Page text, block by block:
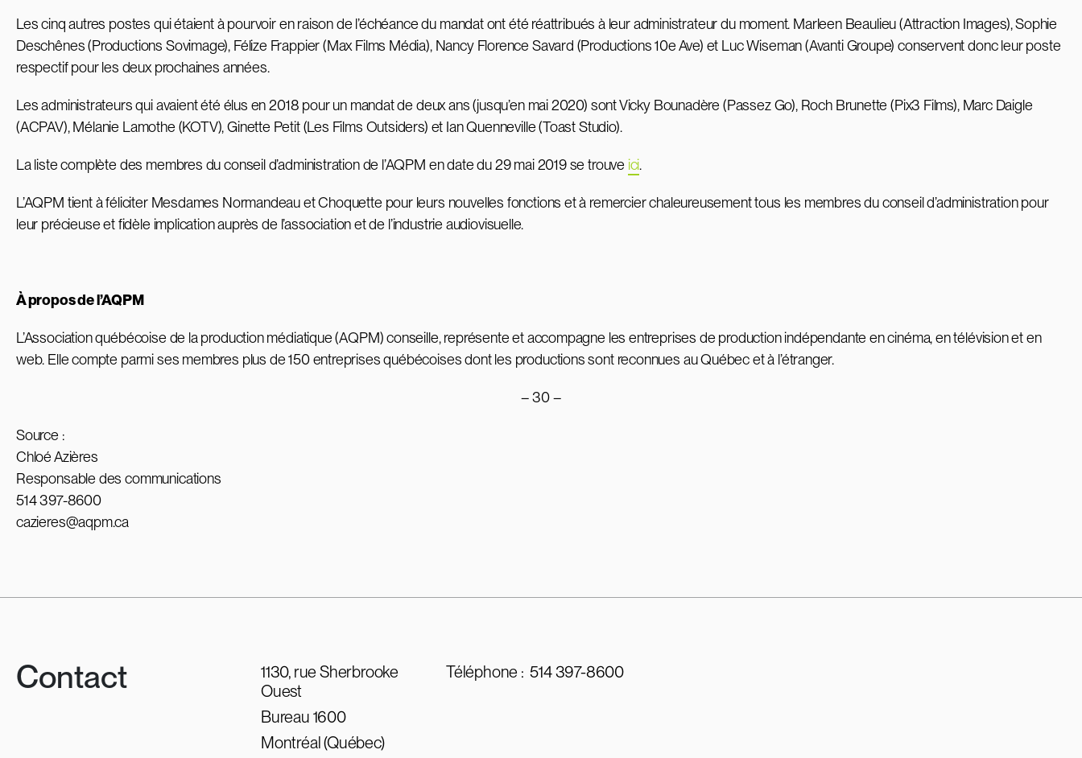
Les cinq autres postes qui étaient à pourvoir en raison de l’échéance du mandat ont été réattribués à leur administrateur du moment. Marleen Beaulieu (Attraction Images), Sophie
Deschênes (Productions Sovimage), Félize Frappier (Max Films Média), Nancy Florence Savard (Productions 10e Ave) et Luc Wiseman (Avanti Groupe) conservent donc leur poste
respectif pour les deux prochaines années.
Les administrateurs qui avaient été élus en 2018 pour un mandat de deux ans (jusqu’en mai 2020) sont Vicky Bounadère (Passez Go), Roch Brunette (Pix3 Films), Marc Daigle
(ACPAV), Mélanie Lamothe (KOTV), Ginette Petit (Les Films Outsiders) et Ian Quenneville (Toast Studio).
La liste complète des membres du conseil d’administration de l’AQPM en date du 29 mai 2019 se trouve ici.
L’AQPM tient à féliciter Mesdames Normandeau et Choquette pour leurs nouvelles fonctions et à remercier chaleureusement tous les membres du conseil d’administration pour
leur précieuse et fidèle implication auprès de l’association et de l’industrie audiovisuelle.
À propos de l’AQPM
L’Association québécoise de la production médiatique (AQPM) conseille, représente et accompagne les entreprises de production indépendante en cinéma, en télévision et en
web. Elle compte parmi ses membres plus de 150 entreprises québécoises dont les productions sont reconnues au Québec et à l’étranger.
– 30 –
Source :
Chloé Azières
Responsable des communications
514 397-8600
cazieres@aqpm.ca
Contact
1130, rue Sherbrooke
Ouest
Bureau 1600
Montréal (Québec)
Téléphone :514 397-8600